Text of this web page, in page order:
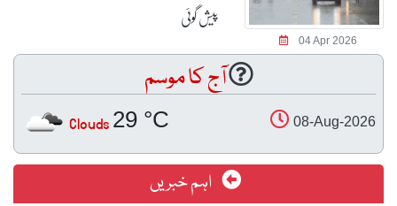
04 Apr 2026
پیش گوئی
آج کا موسم
08-Aug-2026
29 °C
Clouds
اہم خبریں